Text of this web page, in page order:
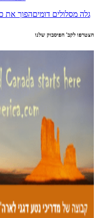
גלה מסלולים דומיםהפוך את
הצטרפו לקב' הפיסבוק שלנו